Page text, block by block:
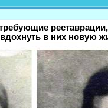
в них новую